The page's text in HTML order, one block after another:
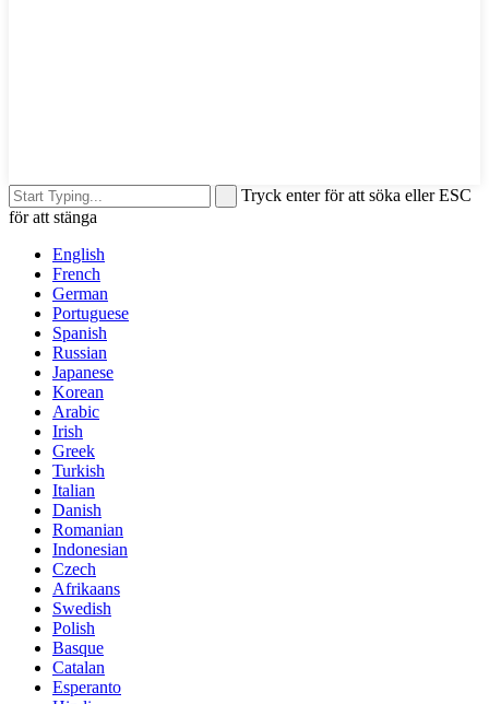
Tryck enter för att söka eller ESC
för att stänga
English
French
German
Portuguese
Spanish
Russian
Japanese
Korean
Arabic
Irish
Greek
Turkish
Italian
Danish
Romanian
Indonesian
Czech
Afrikaans
Swedish
Polish
Basque
Catalan
Esperanto